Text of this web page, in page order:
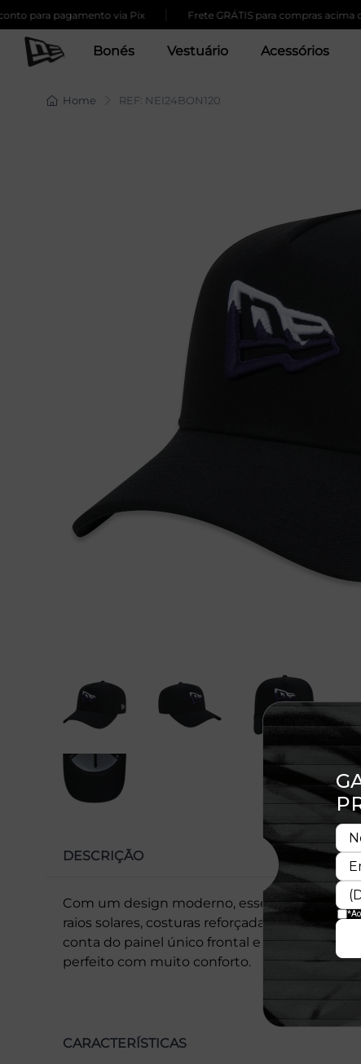
pagamento via Pix | Frete GRÁTIS para compras acima de
Bonés Vestuário Acessórios
Home REF: NEI24BON120
DESCRIÇÃO
Com um design moderno, esse cap possui
raios solares, costuras reforçadas e
conta do painel único frontal e da tecnologia
perfeito com muito conforto.
CARACTERÍSTICAS